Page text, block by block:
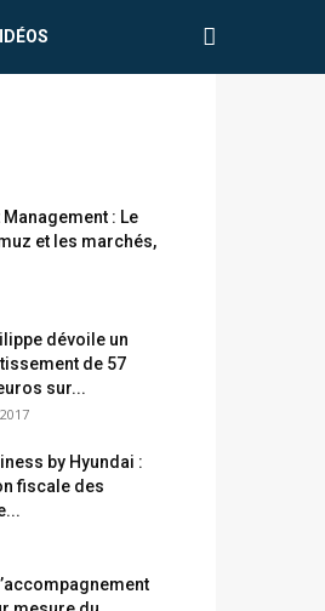
: Le
et les marchés,
dévoile un
de 57
sur...
by Hyundai :
fiscale des